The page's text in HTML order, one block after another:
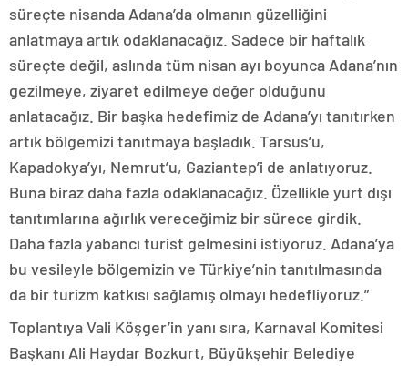
süreçte nisanda Adana’da olmanın güzelliğini
anlatmaya artık odaklanacağız. Sadece bir haftalık
süreçte değil, aslında tüm nisan ayı boyunca Adana’nın
gezilmeye, ziyaret edilmeye değer olduğunu
anlatacağız. Bir başka hedefimiz de Adana’yı tanıtırken
artık bölgemizi tanıtmaya başladık. Tarsus’u,
Kapadokya’yı, Nemrut’u, Gaziantep’i de anlatıyoruz.
Buna biraz daha fazla odaklanacağız. Özellikle yurt dışı
tanıtımlarına ağırlık vereceğimiz bir sürece girdik.
Daha fazla yabancı turist gelmesini istiyoruz. Adana’ya
bu vesileyle bölgemizin ve Türkiye’nin tanıtılmasında
da bir turizm katkısı sağlamış olmayı hedefliyoruz.”
Toplantıya Vali Köşger’in yanı sıra, Karnaval Komitesi
Başkanı Ali Haydar Bozkurt, Büyükşehir Belediye